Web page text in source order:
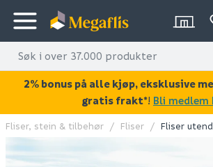
KAN DISSE VÆRE AV
Fliser, stein & tilbehør Fliser Fliser
2% bonus på alle kjøp, eksklusive
gratis frakt*! Bli medlem